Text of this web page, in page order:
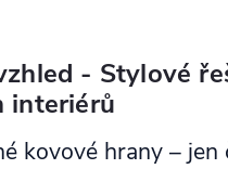
- Stylové
interiérů
kovové hrany – jen